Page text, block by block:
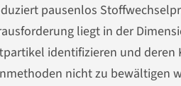
pausenlos
liegt in der
identifizieren und deren
nicht zu bewältigen